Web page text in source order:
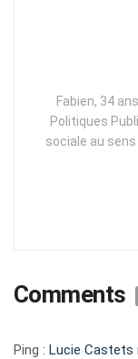
Fabien, 34
Politiques
sociale au
Comments
Ping : Lucie Castets